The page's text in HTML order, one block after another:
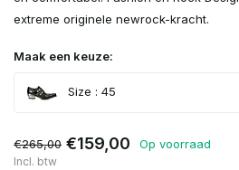
extreme originele newrock-kracht.
Maak een keuze:
Size : 45
€265,00 €159,00 Op voorraad
Incl. btw